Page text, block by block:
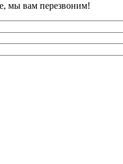
мы вам перезвоним!